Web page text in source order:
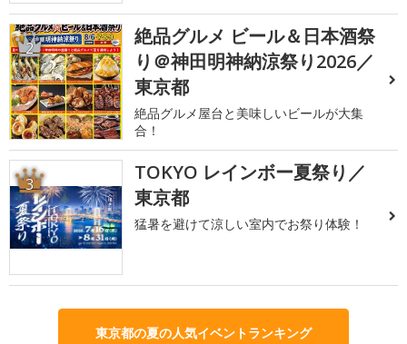
2
絶品グルメ ビール＆日本酒祭
り＠神田明神納涼祭り2026／
東京都
絶品グルメ屋台と美味しいビールが大集
合！
3
TOKYO レインボー夏祭り／
東京都
猛暑を避けて涼しい室内でお祭り体験！
東京都の夏の人気イベントランキング